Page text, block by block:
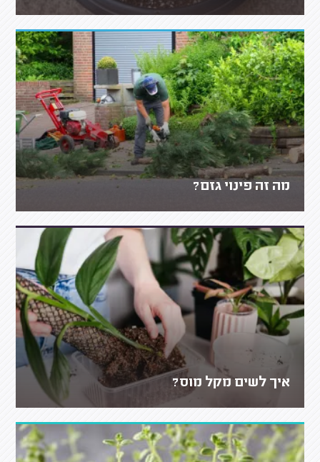
מה זה פינוי גזם?
איך לשים מקל מוס?